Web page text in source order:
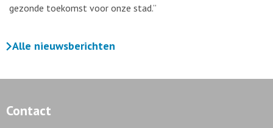
gezonde toekomst voor onze stad.”
Alle nieuwsberichten
Contact